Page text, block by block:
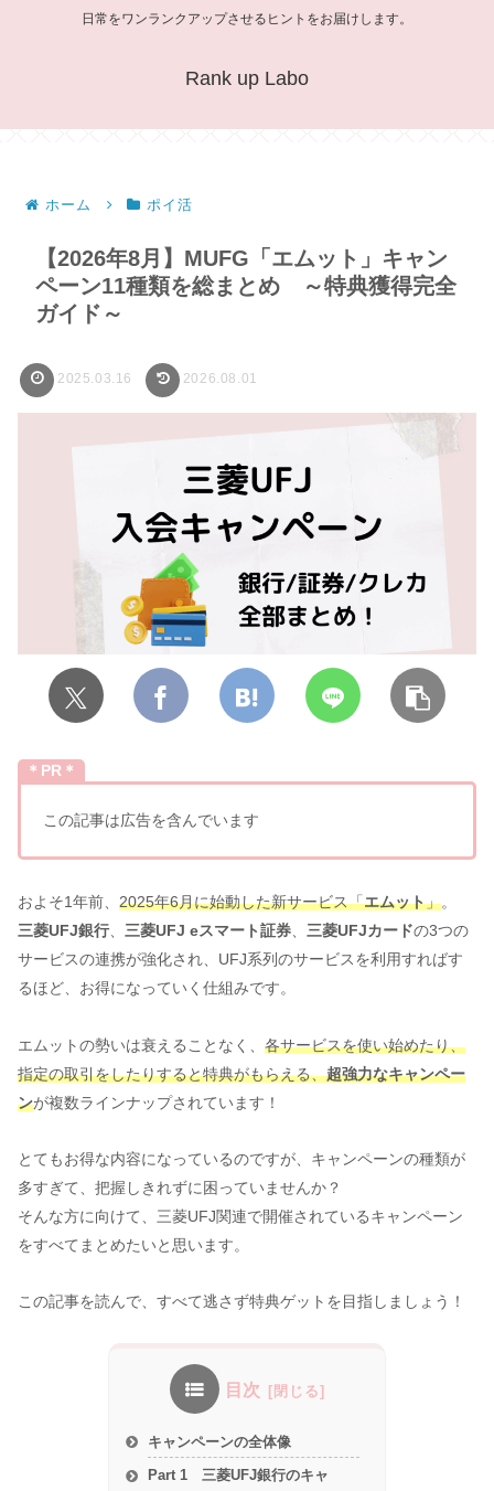
日常をワンランクアップさせるヒントをお届けします。
Rank up Labo
ホーム ポイ活
【2026年8月】MUFG「エムット」キャン
ペーン11種類を総まとめ ～特典獲得完全
ガイド～
2025.03.16 2026.08.01
＊PR＊
この記事は広告を含んでいます
およそ1年前、 2025年6月に始動した新サービス「エムット」。
三菱UFJ銀行、 三菱UFJ eスマート証券、 三菱UFJカードの3つの
サービスの連携が強化され、UFJ系列のサービスを利用すればす
るほど、お得になっていく仕組みです。
エムットの勢いは衰えることなく、 各サービスを使い始めたり、
指定の取引をしたりすると特典がもらえる、超強力なキャンペー
ンが複数ラインナップされています！
とてもお得な内容になっているのですが、キャンペーンの種類が
多すぎて、把握しきれずに困っていませんか？
そんな方に向けて、三菱UFJ関連で開催されているキャンペーン
をすべてまとめたいと思います。
この記事を読んで、すべて逃さず特典ゲットを目指しましょう！
目次
キャンペーンの全体像
Part 1 三菱UFJ銀行のキャ